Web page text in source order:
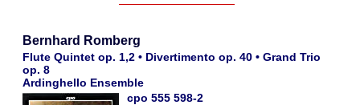
Bernhard Romberg
Flute Quintet op. 1,2 • Divertimento op. 40 • Grand Trio
op. 8
Ardinghello Ensemble
cpo 555 598-2